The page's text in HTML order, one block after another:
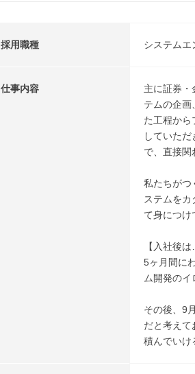
採用職種 システムエ
仕事内容
主に証券・
テムの企画
た工程から
していた
で、直接関
私たちがつ
ステムを
て身につけ
【入社後は
5ヶ月間に
ム開発の
その後、9
だと考えて
積んでいけ